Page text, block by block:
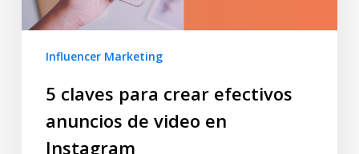
Influencer Marketing
5 claves para crear efectivos
anuncios de video en
Instagram